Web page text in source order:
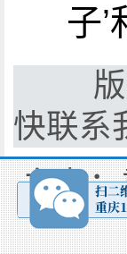
子’
版权
快联系
主办